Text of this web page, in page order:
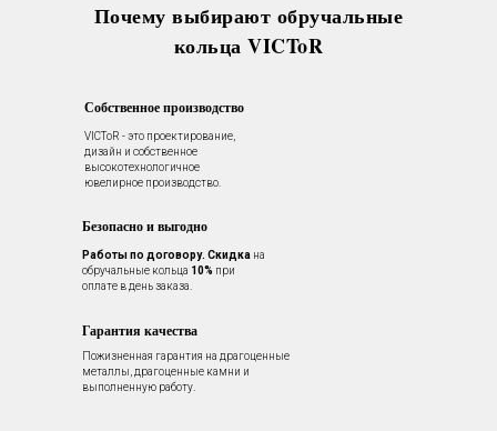
VICToR - это проектирование,
дизайн и собственное
высокотехнологичное
ювелирное производство.
Работы по договору. Скидка на
обручальные кольца 10% при
оплате в день заказа.
Собственное производство
Безопасно и выгодно
Гарантия качества
Пожизненная гарантия на драгоценные
металлы, драгоценные камни и
выполненную работу.
Почему выбирают обручальные
кольца VICToR